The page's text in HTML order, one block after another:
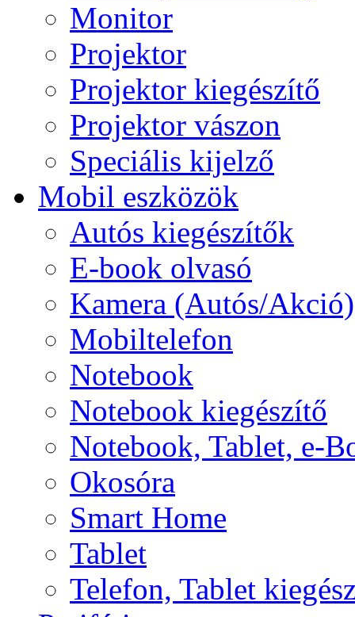
Monitor
Projektor
Projektor kiegészítő
Projektor vászon
Speciális kijelző
Mobil eszközök
Autós kiegészítők
E-book olvasó
Kamera (Autós/Akció)
Mobiltelefon
Notebook
Notebook kiegészítő
Notebook, Tablet, e-
Okosóra
Smart Home
Tablet
Telefon, Tablet